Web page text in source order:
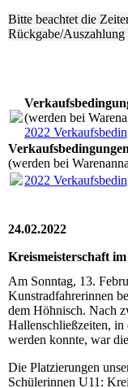
Bitte beachtet die
Rückgabe/Auszahlung
(werden bei
2022
(werden bei
2022
24.02.2022
Kreismeisterschaft
Am Sonntag, 13.
Kunstradfahrerinnen
dem Höhnisch. Nach
Hallenschließzeiten,
werden konnte, war
Die Platzierungen
Schülerinnen U11: